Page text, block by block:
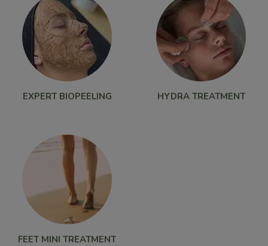
EXPERT BIOPEELING HYDRA TREATMENT
FEET MINI TREATMENT